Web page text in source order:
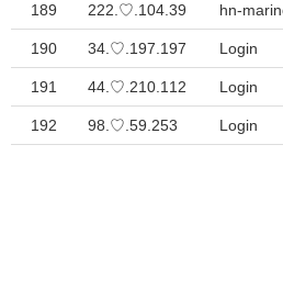
189 222.♡.104.39 hn-
190 34.♡.197.197 Login
191 44.♡.210.112 Login
192 98.♡.59.253 Login